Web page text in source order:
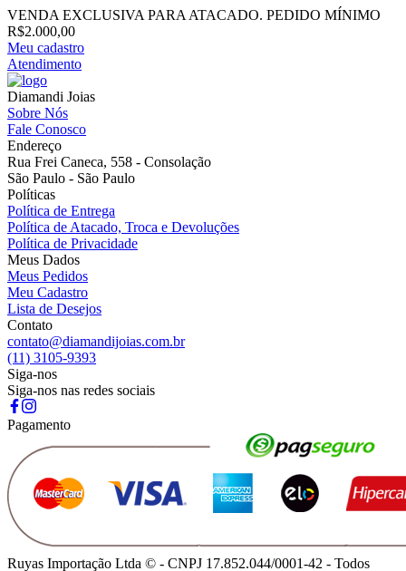
VENDA EXCLUSIVA PARA ATACADO. PEDIDO MÍNIMO
R$2.000,00
Meu cadastro
Atendimento
Diamandi Joias
Sobre Nós
Fale Conosco
Endereço
Rua Frei Caneca, 558 - Consolação
São Paulo - São Paulo
Políticas
Política de Entrega
Política de Atacado, Troca e Devoluções
Política de Privacidade
Meus Dados
Meus Pedidos
Meu Cadastro
Lista de Desejos
Contato
contato@diamandijoias.com.br
(11) 3105-9393
Siga-nos
Siga-nos nas redes sociais
Pagamento
Ruyas Importação Ltda © - CNPJ 17.852.044/0001-42 - Todos